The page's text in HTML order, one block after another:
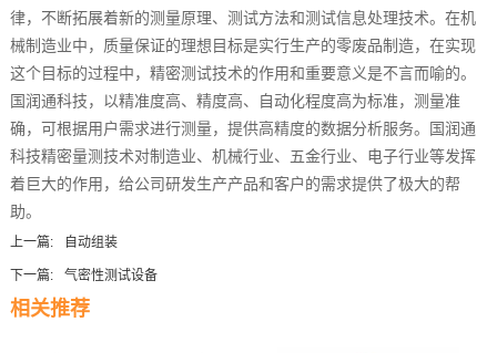
律，不断拓展着新的测量原理、测试方法和测试信息处理技术。在机
械制造业中，质量保证的理想目标是实行生产的零废品制造，在实现
这个目标的过程中，精密测试技术的作用和重要意义是不言而喻的。
国润通科技，以精准度高、精度高、自动化程度高为标准，测量准
确，可根据用户需求进行测量，提供高精度的数据分析服务。国润通
科技精密量测技术对制造业、机械行业、五金行业、电子行业等发挥
着巨大的作用，给公司研发生产产品和客户的需求提供了极大的帮
助。
上一篇: 自动组装
下一篇: 气密性测试设备
相关推荐